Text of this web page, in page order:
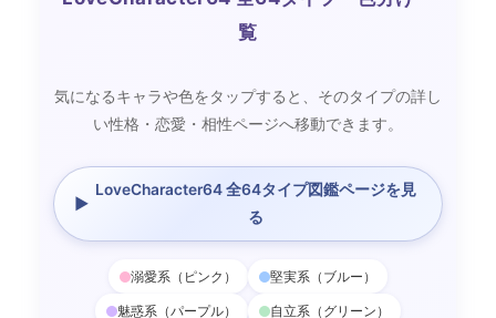
覧
気になるキャラや色をタップすると、そのタイプの詳し
い性格・恋愛・相性ページへ移動できます。
▶
LoveCharacter64 全64タイプ図鑑ページを見
る
溺愛系（ピンク） 堅実系（ブルー）
魅惑系（パープル） 自立系（グリーン）